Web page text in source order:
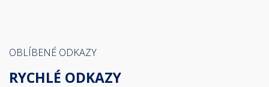
OBLÍBENÉ ODKAZY
RYCHLÉ ODKAZY